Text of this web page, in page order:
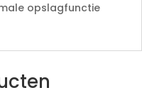
opslagfunctie